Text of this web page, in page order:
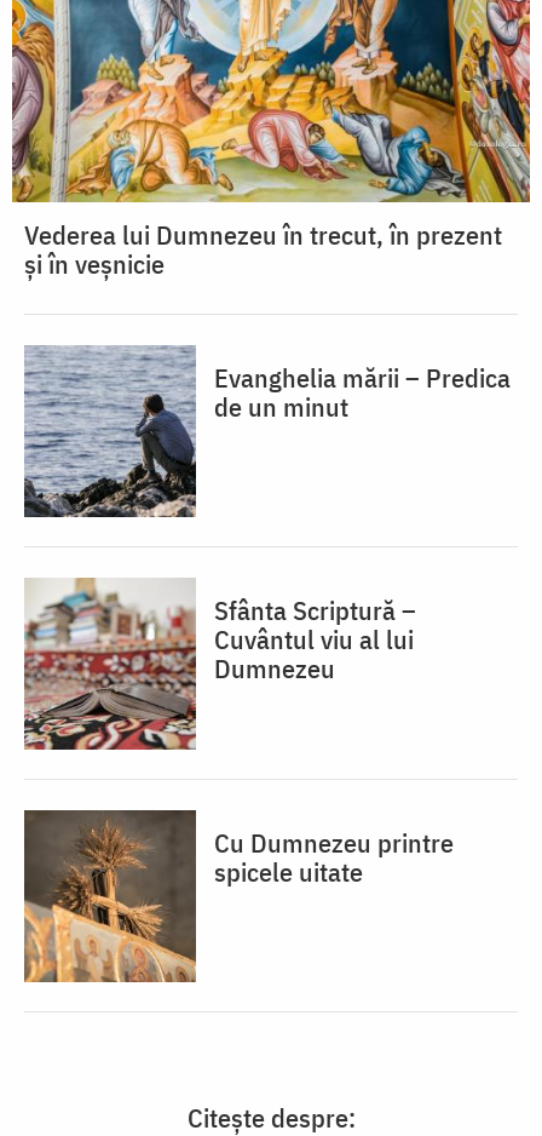
Vederea lui Dumnezeu în trecut, în prezent
și în veșnicie
Evanghelia mării – Predica
de un minut
Sfânta Scriptură –
Cuvântul viu al lui
Dumnezeu
Cu Dumnezeu printre
spicele uitate
Citește despre: